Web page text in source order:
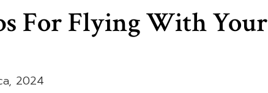
For Flying With Your
2024